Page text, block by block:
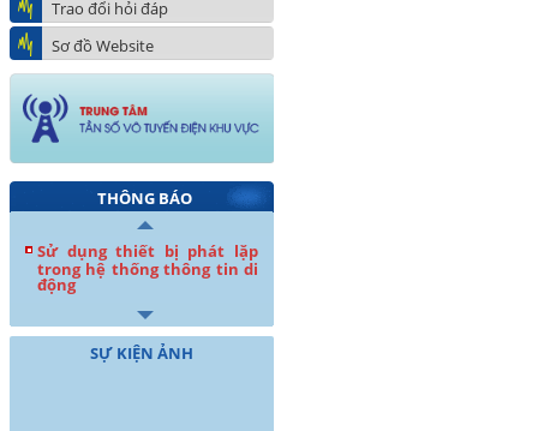
Trao đổi hỏi đáp
Sơ đồ Website
THÔNG BÁO
Sử dụng thiết bị phát lặp
trong hệ thống thông tin di
động
SỰ KIỆN ẢNH